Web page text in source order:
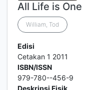
All Life is One
William, Tod
Edisi
Cetakan 1 2011
ISBN/ISSN
979-780--456-9
Deskripsi Fisik